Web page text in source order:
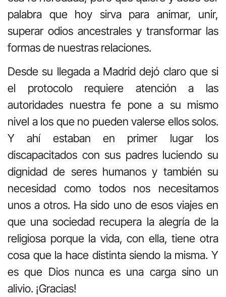
palabra que hoy sirva para animar, unir,
superar odios ancestrales y transformar las
formas de nuestras relaciones.
Desde su llegada a Madrid dejó claro que si
el protocolo requiere atención a las
autoridades nuestra fe pone a su mismo
nivel a los que no pueden valerse ellos solos.
Y ahí estaban en primer lugar los
discapacitados con sus padres luciendo su
dignidad de seres humanos y también su
necesidad como todos nos necesitamos
unos a otros. Ha sido uno de esos viajes en
que una sociedad recupera la alegría de la
religiosa porque la vida, con ella, tiene otra
cosa que la hace distinta siendo la misma. Y
es que Dios nunca es una carga sino un
alivio. ¡Gracias!